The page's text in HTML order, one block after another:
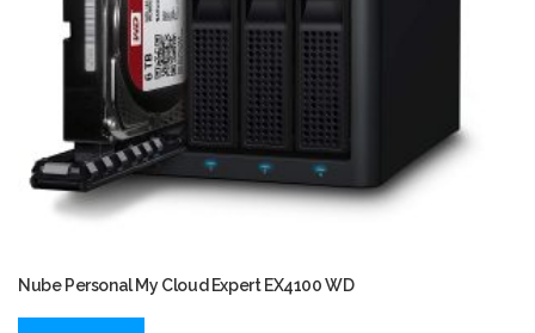
Nube Personal My Cloud Expert EX4100 WD